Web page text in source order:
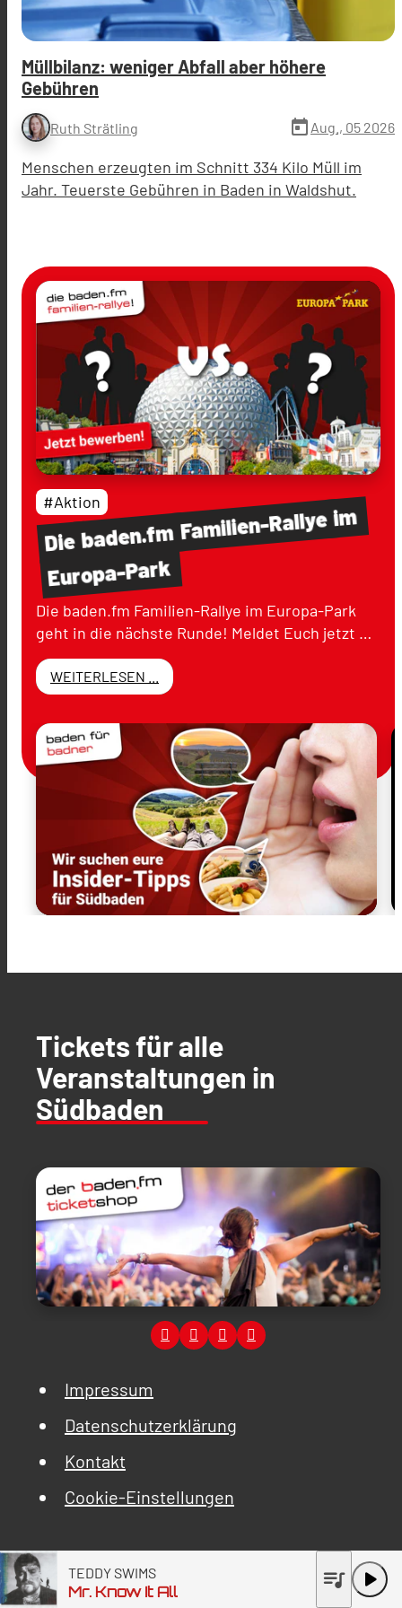
Müllbilanz: weniger Abfall aber höhere
Gebühren
Ruth Strätling today Aug., 05 2026
Menschen erzeugten im Schnitt 334 Kilo Müll im
Jahr. Teuerste Gebühren in Baden in Waldshut.
Diebaden.fmFamilien-Rallyeim
Europa-Park
#Aktion
Die baden.fm Familien-Rallye im Europa-Park
geht in die nächste Runde! Meldet Euch jetzt …
WEITERLESEN ...
Tickets für alle
Veranstaltungen in
Südbaden
Impressum
Datenschutzerklärung
Kontakt
Cookie-Einstellungen
TEDDY SWIMS
Mr. Know It All play_arrow
queue_music